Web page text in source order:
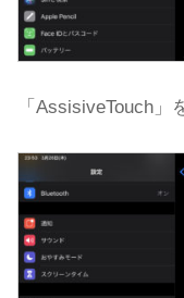
「AssisiveTouch」